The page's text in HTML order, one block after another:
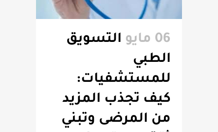
06 مايو
التسويق
الطبي
للمستشفيات:
كيف تجذب المزيد
من المرضى وتبني